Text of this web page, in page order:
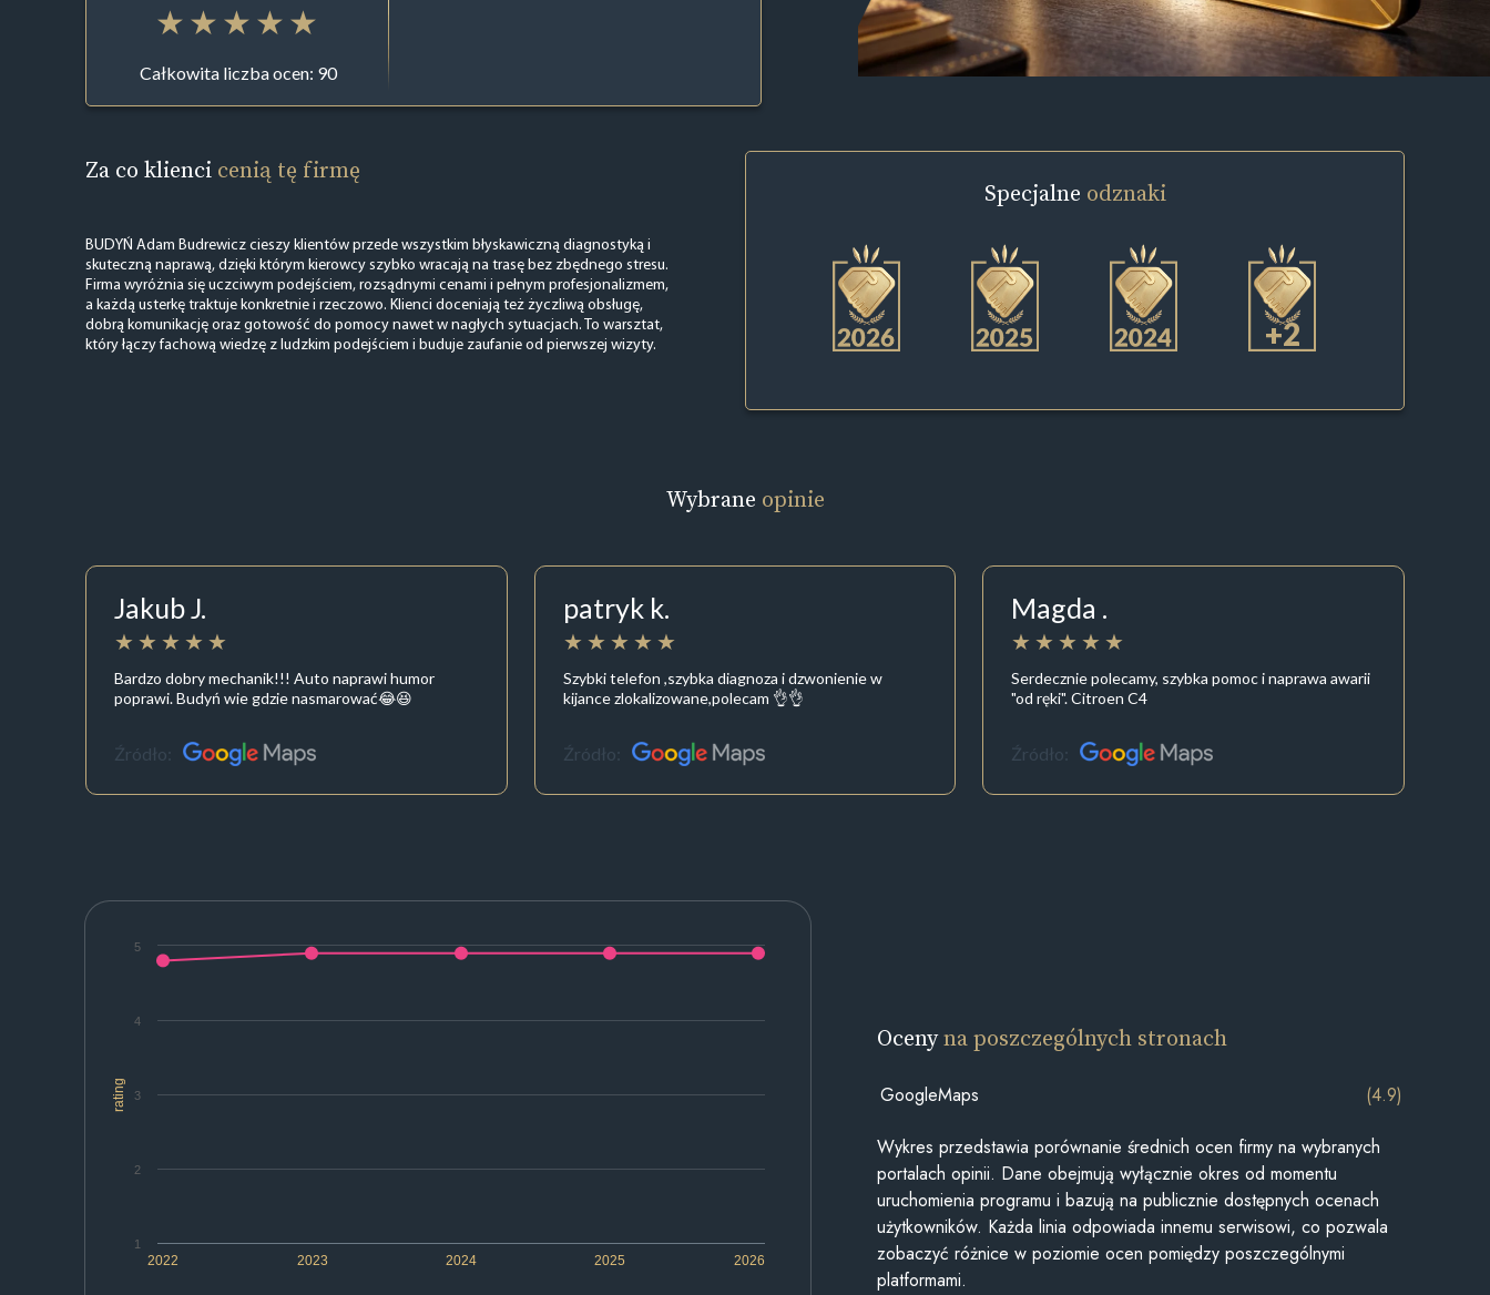
Całkowita liczba ocen: 90
Za co klienci cenią tę firmę
BUDYŃ Adam Budrewicz cieszy klientów przede wszystkim błyskawiczną diagnostyką i
skuteczną naprawą, dzięki którym kierowcy szybko wracają na trasę bez zbędnego stresu.
Firma wyróżnia się uczciwym podejściem, rozsądnymi cenami i pełnym profesjonalizmem,
a każdą usterkę traktuje konkretnie i rzeczowo. Klienci doceniają też życzliwą obsługę,
dobrą komunikację oraz gotowość do pomocy nawet w nagłych sytuacjach. To warsztat,
który łączy fachową wiedzę z ludzkim podejściem i buduje zaufanie od pierwszej wizyty.
Specjalne odznaki
+2
Wybrane opinie
Jakub J.
Bardzo dobry mechanik!!! Auto naprawi humor
poprawi. Budyń wie gdzie nasmarować😂😆
Źródło:
patryk k.
Szybki telefon ,szybka diagnoza i dzwonienie w
kijance zlokalizowane,polecam 👌👌
Źródło:
Magda .
Serdecznie polecamy, szybka pomoc i naprawa awarii
"od ręki". Citroen C4
Źródło:
rating
2022 2023 2024 2025 2026
1
2
3
4
5
Ocenyna poszczególnych stronach
GoogleMaps (4.9)
Wykres przedstawia porównanie średnich ocen firmy na wybranych
portalach opinii. Dane obejmują wyłącznie okres od momentu
uruchomienia programu i bazują na publicznie dostępnych ocenach
użytkowników. Każda linia odpowiada innemu serwisowi, co pozwala
zobaczyć różnice w poziomie ocen pomiędzy poszczególnymi
platformami.